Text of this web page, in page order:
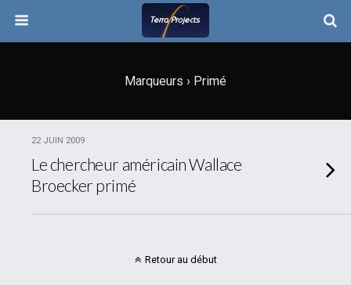
Marqueurs › Primé
22 JUIN 2009
Le chercheur américain Wallace
Broecker primé
Retour au début